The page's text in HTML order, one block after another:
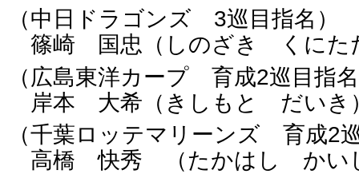
（中日ドラゴンズ 3巡目指名）
篠崎 国忠（しのざき く
（広島東洋カープ 育成2巡目指
岸本 大希（きしもと だい
（千葉ロッテマリーンズ 育成2
高橋 快秀 （たかはし か